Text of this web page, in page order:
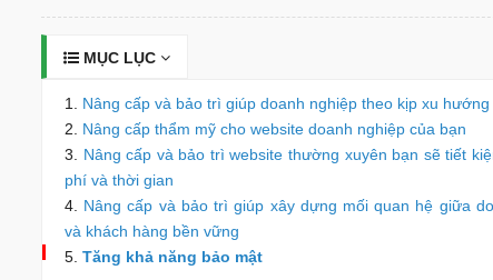
MỤC LỤC
Nâng cấp và bảo trì giúp doanh nghiệp theo kịp xu
Nâng cấp thẩm mỹ cho website doanh nghiệp của bạn
Nâng cấp và bảo trì website thường xuyên bạn sẽ tiết
phí và thời gian
Nâng cấp và bảo trì giúp xây dựng mối quan hệ giữa
và khách hàng bền vững
Tăng khả năng bảo mật